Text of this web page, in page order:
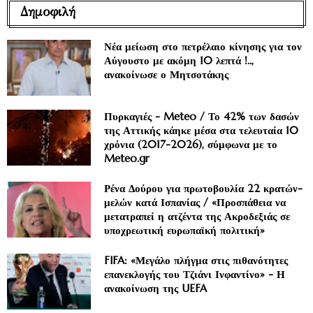
Δημοφιλή
Νέα μείωση στο πετρέλαιο κίνησης για τον
Αύγουστο με ακόμη 10 λεπτά !..,
ανακοίνωσε ο Μητσοτάκης
Πυρκαγιές - Meteo / Το 42% των δασών
της Αττικής κάηκε μέσα στα τελευταία 10
χρόνια (2017-2026), σύμφωνα με το
Meteo.gr
Ρένα Δούρου για πρωτοβουλία 22 κρατών-
μελών κατά Ισπανίας / «Προσπάθεια να
μετατραπεί η ατζέντα της Ακροδεξιάς σε
υποχρεωτική ευρωπαϊκή πολιτική»
FIFA: «Μεγάλο πλήγμα στις πιθανότητες
επανεκλογής του Τζιάνι Ινφαντίνο» - Η
ανακοίνωση της UEFA